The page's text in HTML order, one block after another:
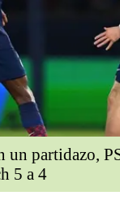
un partidazo,
5 a 4